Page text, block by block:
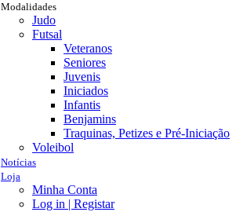
Modalidades
Judo
Futsal
Veteranos
Seniores
Juvenis
Iniciados
Infantis
Benjamins
Traquinas, Petizes e Pré-Iniciação
Voleibol
Notícias
Loja
Minha Conta
Log in | Registar